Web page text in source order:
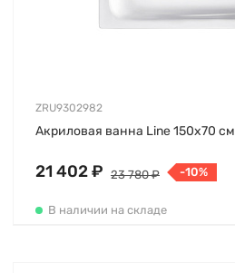
ZRU9302982
Акриловая ванна Line 150х70 см
21 402 ₽ 23 780 ₽ -10%
В наличии на складе